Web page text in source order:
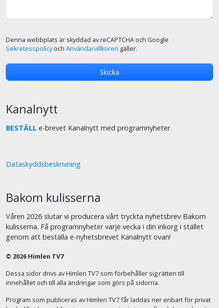
Denna webbplats är skyddad av reCAPTCHA och Google
Sekretesspolicyoch Användarvillkoren gäller.
Kanalnytt
BESTÄLL e-brevet Kanalnytt med programnyheter.
Dataskyddsbeskrivning
Bakom kulisserna
Våren 2026 slutar vi producera vårt tryckta nyhetsbrev Bakom
kulisserna. Få programnyheter varje vecka i din inkorg i stället
genom att beställa e-nyhetsbrevet Kanalnytt ovan!
© 2026 Himlen TV7
Dessa sidor drivs av Himlen TV7 som förbehåller sig rätten till
innehållet och till alla ändringar som görs på sidorna.
Program som publiceras av Himlen TV7 får laddas ner enbart för privat